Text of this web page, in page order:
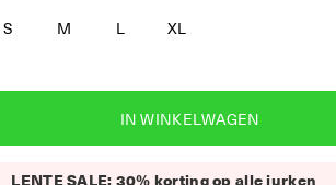
S M L XL
IN WINKELWAGEN
LENTE SALE: 30% korting op alle jurken